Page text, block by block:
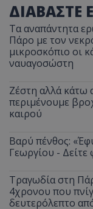
ΔΙΑΒΑΣΤΕ
Τα αναπάντητα
Πάρο με τον
μικροσκόπιο οι
ναυαγοσώστη
Ζέστη αλλά κάτω
περιμένουμε
καιρού
Βαρύ πένθος:
Γεωργίου -
Τραγωδία στη
4χρονου που
δευτερόλεπτο